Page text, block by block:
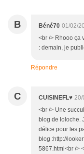
B Béné70 01/02/
<br /> Rhooo ça
: demain, je
Répondre
C CUISINEFL♥ 20/
<br /> Une
blog de loloche.
délice pour les
blog :http://
5867.html<br />